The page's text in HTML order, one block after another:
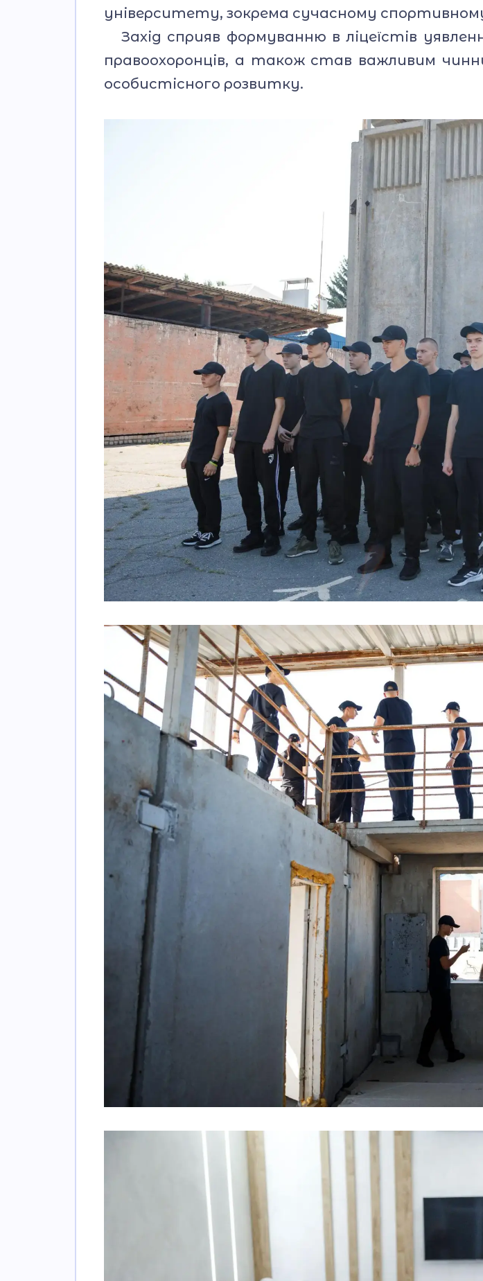
університету, зокрема сучасному
Захід сприяв формуванню в ліцеїстів
правоохоронців, а також став важливим
особистісного розвитку.